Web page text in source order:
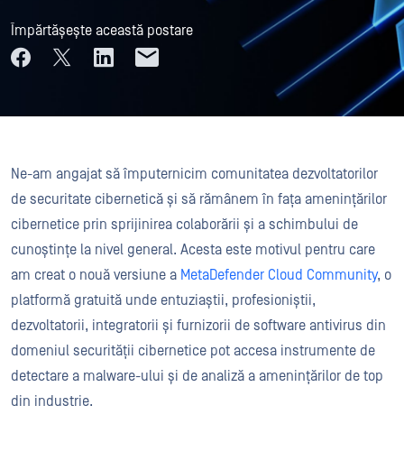
Împărtășește această postare
Ne-am angajat să împuternicim comunitatea dezvoltatorilor
de securitate cibernetică și să rămânem în fața amenințărilor
cibernetice prin sprijinirea colaborării și a schimbului de
cunoștințe la nivel general. Acesta este motivul pentru care
am creat o nouă versiune a MetaDefender Cloud Community, o
platformă gratuită unde entuziaștii, profesioniștii,
dezvoltatorii, integratorii și furnizorii de software antivirus din
domeniul securității cibernetice pot accesa instrumente de
detectare a malware-ului și de analiză a amenințărilor de top
din industrie.